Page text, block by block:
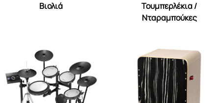
Βιολιά
Τουμπερλέκια /
Νταραμπούκες